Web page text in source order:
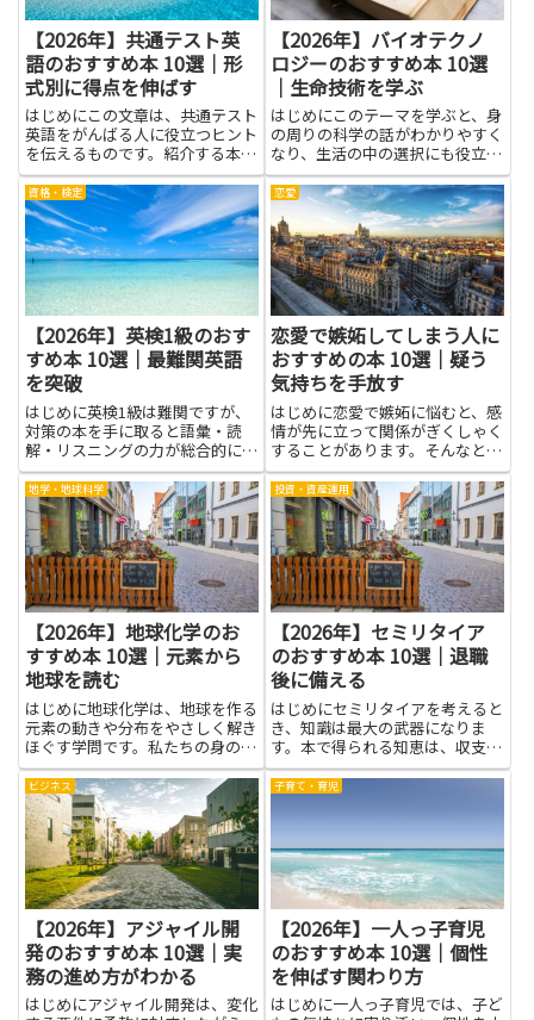
【2026年】共通テスト英
語のおすすめ本 10選｜形
式別に得点を伸ばす
はじめにこの文章は、共通テスト
英語をがんばる人に役立つヒント
を伝えるものです。紹介する本
は、英語の力を日常的に伸ばす材
料として選ばれています。読みや
すい文章と具体的な例が多く、初
めてでも取り組みやすい構成が多
いです。読んでいくうちに、語彙
の...
【2026年】バイオテクノ
ロジーのおすすめ本 10選
｜生命技術を学ぶ
はじめにこのテーマを学ぶと、身
の周りの科学の話がわかりやすく
なり、生活の中の選択にも役立つ
ヒントをつかめます。バイオテク
ノロジーは私たちの暮らしと深く
結びつく分野で、食べ物の生産、
医療のしくみ、環境の守り方など
を結びつけて考える力を育てま
す...
資格・検定
【2026年】英検1級のおす
すめ本 10選｜最難関英語
を突破
はじめに英検1級は難関ですが、
対策の本を手に取ると語彙・読
解・リスニングの力が総合的に高
まります。この記事ではそのテー
マを学ぶことで得られる具体的な
メリットに焦点を当て、最難関英
語を突破する手がかりになる本の
役割を、難しくなく分かりやすく
紹...
恋愛
恋愛で嫉妬してしまう人に
おすすめの本 10選｜疑う
気持ちを手放す
はじめに恋愛で嫉妬に悩むと、感
情が先に立って関係がぎくしゃく
することがあります。そんなと
き、嫉妬や心の仕組みについて書
かれた本を読むことは大きな助け
になります。本からは自分の反応
の背景やトリガーを知る手がかり
が得られ、疑う気持ちを手放すヒ
ン...
地学・地球科学
【2026年】地球化学のお
すすめ本 10選｜元素から
地球を読む
はじめに地球化学は、地球を作る
元素の動きや分布をやさしく解き
ほぐす学問です。私たちの身の回
りには、土や岩、水、空気にさま
ざまな元素が存在し、それぞれが
地球の歴史と現在の姿を支えてい
ます。地球化学を学ぶというと難
しく感じる人もいますが、基本
は...
投資・資産運用
【2026年】セミリタイア
のおすすめ本 10選｜退職
後に備える
はじめにセミリタイアを考えると
き、知識は最大の武器になりま
す。本で得られる知恵は、収支の
見通しを立てる力、税金や年金の
仕組みの理解、生活費の見直し、
退職後に備えるための情報源とし
に...
ビジネス
【2026年】アジャイル開
発のおすすめ本 10選｜実
務の進め方がわかる
はじめにアジャイル開発は、変化
子育て・育児
【2026年】一人っ子育児
のおすすめ本 10選｜個性
を伸ばす関わり方
はじめに一人っ子育児では、子ど